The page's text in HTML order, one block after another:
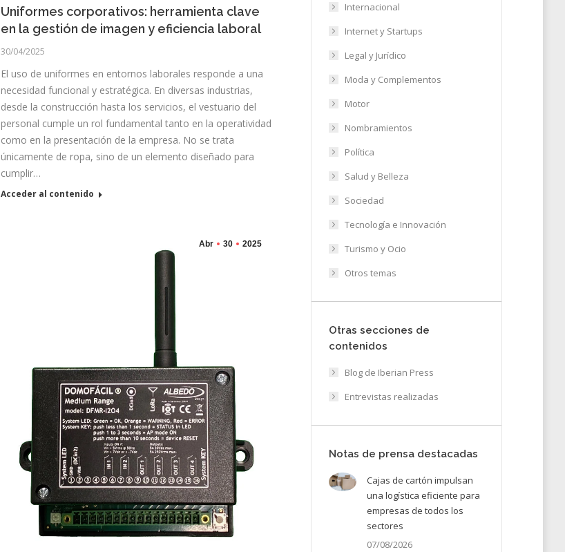
Uniformes corporativos: herramienta clave
en la gestión de imagen y eficiencia laboral
30/04/2025
El uso de uniformes en entornos laborales responde a una
necesidad funcional y estratégica. En diversas industrias,
desde la construcción hasta los servicios, el vestuario del
personal cumple un rol fundamental tanto en la operatividad
como en la presentación de la empresa. No se trata
únicamente de ropa, sino de un elemento diseñado para
cumplir…
Acceder al contenido
Abr 30 2025
Internacional
Internet y Startups
Legal y Jurídico
Moda y Complementos
Motor
Nombramientos
Política
Salud y Belleza
Sociedad
Tecnología e Innovación
Turismo y Ocio
Otros temas
Otras secciones de
contenidos
Blog de Iberian Press
Entrevistas realizadas
Notas de prensa destacadas
Cajas de cartón impulsan
una logística eficiente para
empresas de todos los
sectores
07/08/2026